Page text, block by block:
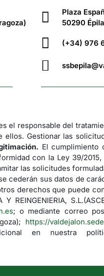
Plaza
50290
(+34) 976
el responsable del
Gestionar las
El cumplimiento
con la Ley 39/
las solicitudes
cederán sus datos de
derechos que puede
Y REINGENIERIA,
; o mediante correo
https://
en nuestra